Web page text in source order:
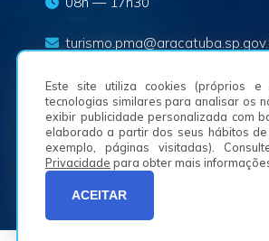
Este site utiliza cookies (próprios e
tecnologias similares para analisar os
exibir publicidade personalizada com
elaborado a partir dos seus hábitos
exemplo, páginas visitadas).
Privacidade para obter mais
ACEITAR
(18) 3625-8636
Av. Waldemar Alves, n.º 50, Bairro
16050-225